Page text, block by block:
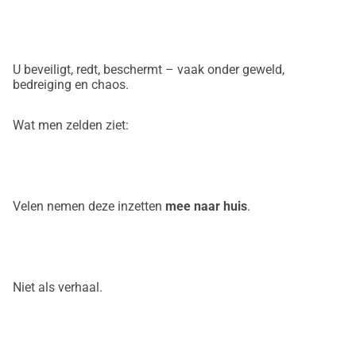
die ongevallen zoals het ICE-ongeluk van Eschede in 1998
nooit vergeten.Eerste hulpverleners die de ergste dag van
een ander voor altijd met zich meedragen.Velen van hen
Ranch.Een plek waar mensen elkaar weer kunnen vinden
Je hoeft dit niet alleen te dragen. Onze
U beveiligt, redt, beschermt – vaak onder geweld,
bedreiging en chaos.
Wat men zelden ziet:
Velen nemen deze inzetten mee naar huis.
Niet als verhaal.